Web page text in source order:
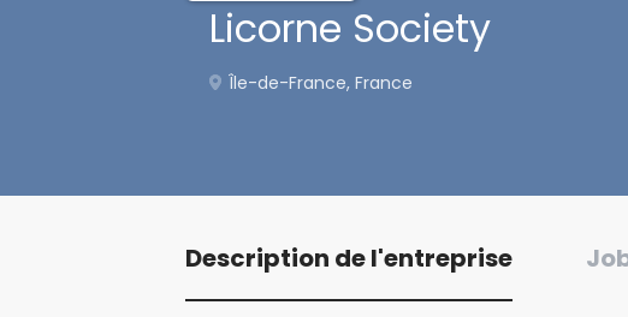
Licorne Society
Île-de-France, France
Description de l'entreprise